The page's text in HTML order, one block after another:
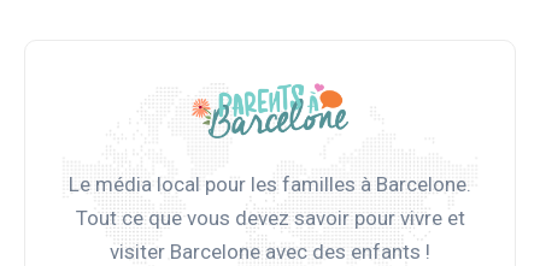
Le média local pour les familles à Barcelone.
Tout ce que vous devez savoir pour vivre et
visiter Barcelone avec des enfants !